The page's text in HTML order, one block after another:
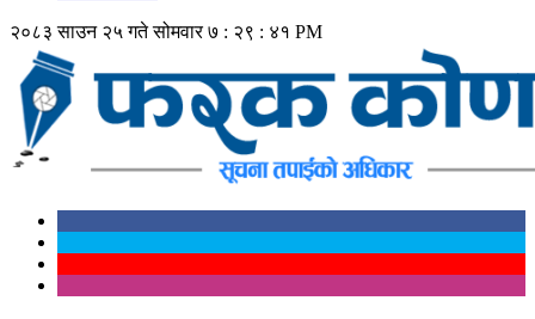
२०८३ साउन २५ गते सोमवार ७ : २९ : ४२ PM